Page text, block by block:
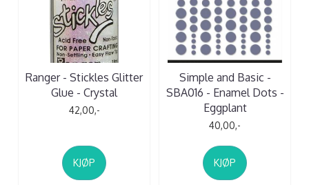
Ranger - Stickles Glitter
Glue - Crystal
42,00,-
KJØP
Simple and Basic -
SBA016 - Enamel Dots -
Eggplant
40,00,-
KJØP